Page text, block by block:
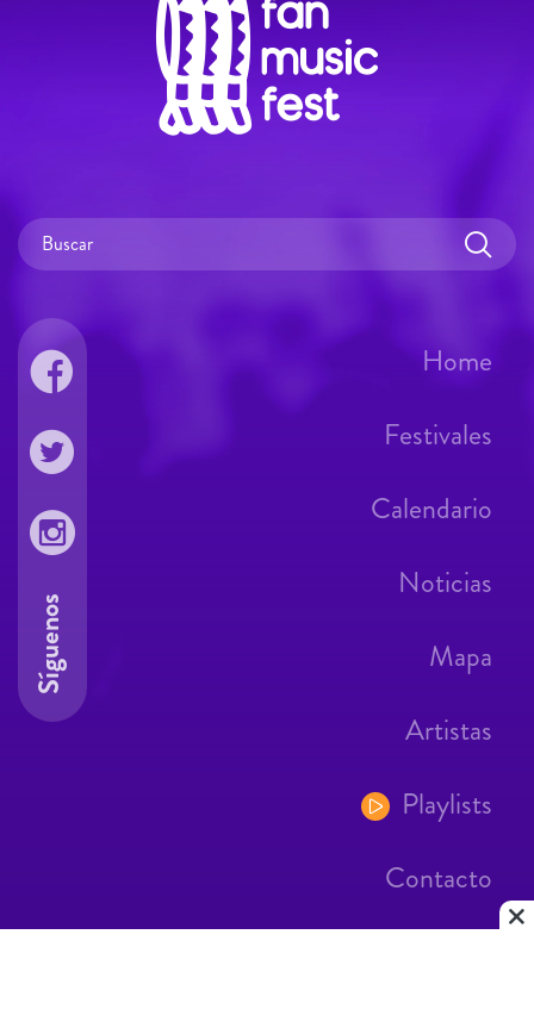
Home
Festivales
Calendario
Noticias
Mapa
Artistas
Playlists
Contacto
Síguenos